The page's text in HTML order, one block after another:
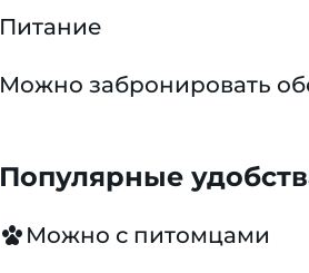
Питание
Можно забронировать
Популярные
Можно с питомцами